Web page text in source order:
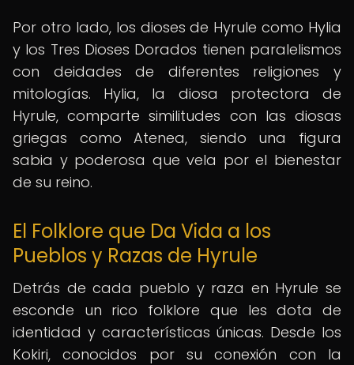
Por otro lado, los dioses de Hyrule como Hylia
y los Tres Dioses Dorados tienen paralelismos
con deidades de diferentes religiones y
mitologías. Hylia, la diosa protectora de
Hyrule, comparte similitudes con las diosas
griegas como Atenea, siendo una figura
sabia y poderosa que vela por el bienestar
de su reino.
El Folklore que Da Vida a los
Pueblos y Razas de Hyrule
Detrás de cada pueblo y raza en Hyrule se
esconde un rico folklore que les dota de
identidad y características únicas. Desde los
Kokiri, conocidos por su conexión con la